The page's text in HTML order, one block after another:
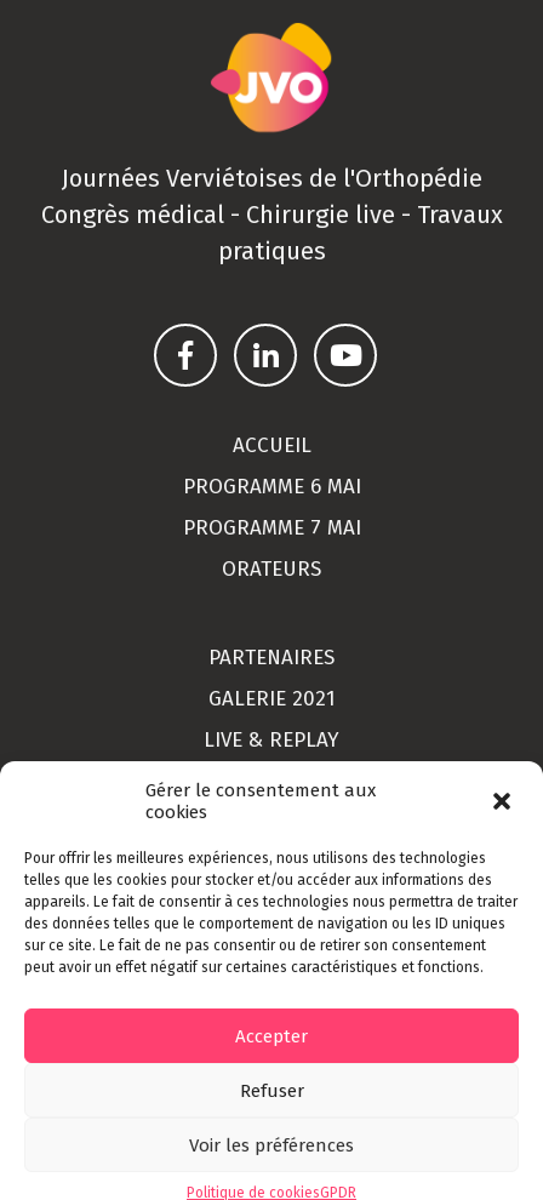
Gérer le consentement aux
cookies
Pour offrir les meilleures expériences, nous utilisons des technologies
telles que les cookies pour stocker et/ou accéder aux informations des
appareils. Le fait de consentir à ces technologies nous permettra de traiter
des données telles que le comportement de navigation ou les ID uniques
sur ce site. Le fait de ne pas consentir ou de retirer son consentement
peut avoir un effet négatif sur certaines caractéristiques et fonctions.
Accepter
Refuser
Voir les préférences
Politique de cookiesGPDR
Journées Verviétoises de l'Orthopédie
Congrès médical - Chirurgie live - Travaux
pratiques
ACCUEIL
PROGRAMME 6 MAI
PROGRAMME 7 MAI
ORATEURS
PARTENAIRES
GALERIE 2021
LIVE & REPLAY
MON COMPTE
LIEU
CONTACT
INSCRIPTION
Push Créatifs. Tout droit réservés 2022